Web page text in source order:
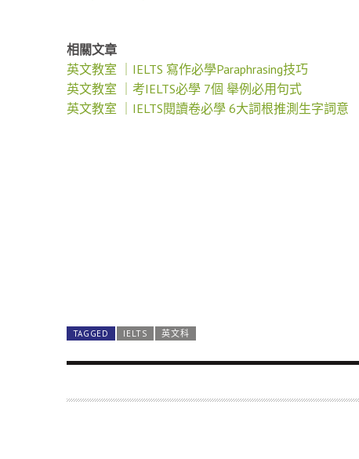
相關文章
英文教室 ｜IELTS 寫作必學Paraphrasing技巧
英文教室 ｜考IELTS必學 7個 舉例必用句式
英文教室 ｜IELTS閱讀卷必學 6大詞根推測生字詞意
TAGGED IELTS 英文科